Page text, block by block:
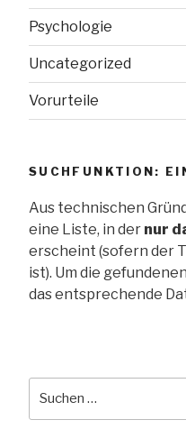
Psychologie
Uncategorized
Vorurteile
SUCHFUNKTION:
Aus technischen
eine Liste, in der nur
erscheint (sofern der
ist). Um die
das entsprechende
nach: